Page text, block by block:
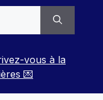
vous à la
💌